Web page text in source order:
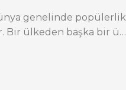
genelinde popülerlik
Bir ülkeden başka bir ü…